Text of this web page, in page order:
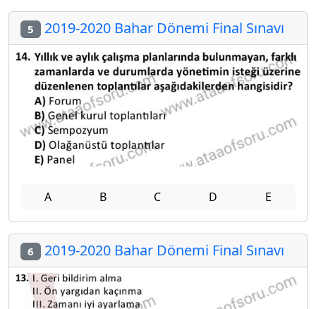
5 2019-2020 Bahar Dönemi Final Sınavı
A B C D E
6 2019-2020 Bahar Dönemi Final Sınavı